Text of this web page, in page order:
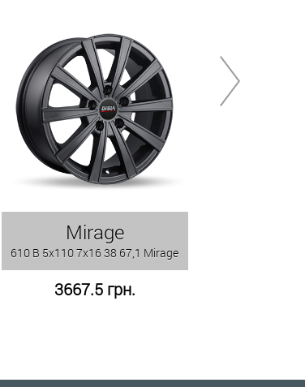
Mirage
610 B 5x110 7x16 38 67,1 Mirage
3667.5 грн.